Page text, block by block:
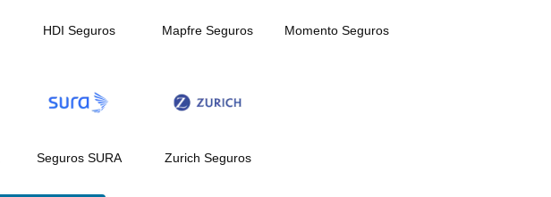
HDI Seguros Mapfre Seguros Momento Seguros
Seguros SURA Zurich Seguros